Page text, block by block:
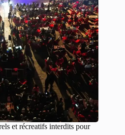
et récreatifs interdits pour